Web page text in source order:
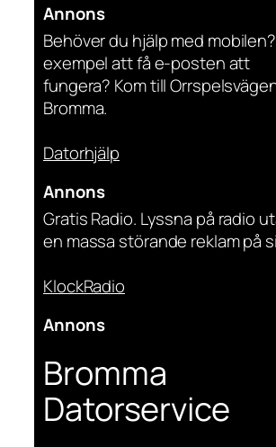
Annons
Behöver du hjälp med
exempel att få e-posten att
fungera? Kom till
Bromma.
Datorhjälp
Annons
Gratis Radio. Lyssna på radio
en massa störande reklam på
KlockRadio
Annons
Bromma
Datorservice